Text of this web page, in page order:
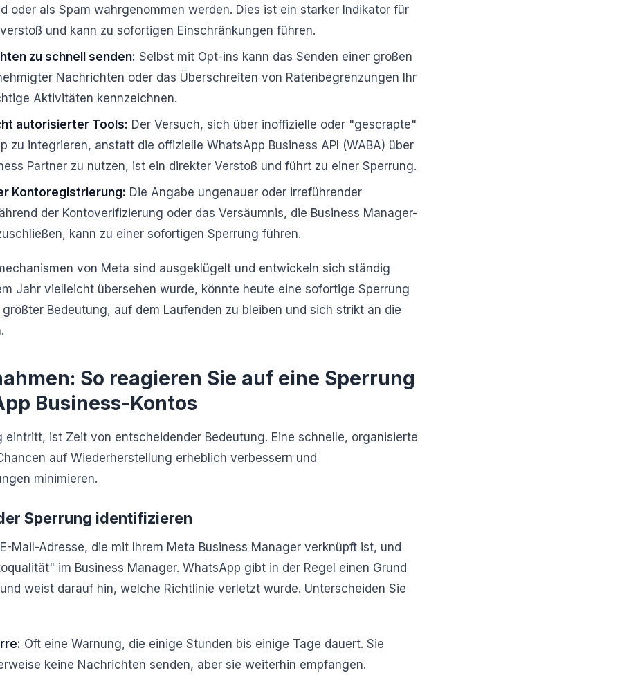
oder als Spam wahrgenommen werden. Dies ist ein starker Indikator für
und kann zu sofortigen Einschränkungen führen.
zu schnell senden: Selbst mit Opt-ins kann das Senden einer großen
Nachrichten oder das Überschreiten von Ratenbegrenzungen Ihr
Aktivitäten kennzeichnen.
autorisierter Tools: Der Versuch, sich über inoffizielle oder "gescrapte"
zu integrieren, anstatt die offizielle WhatsApp Business API (WABA) über
Partner zu nutzen, ist ein direkter Verstoß und führt zu einer Sperrung.
Kontoregistrierung: Die Angabe ungenauer oder irreführender
der Kontoverifizierung oder das Versäumnis, die Business Manager-
kann zu einer sofortigen Sperrung führen.
von Meta sind ausgeklügelt und entwickeln sich ständig
Jahr vielleicht übersehen wurde, könnte heute eine sofortige Sperrung
Bedeutung, auf dem Laufenden zu bleiben und sich strikt an die
So reagieren Sie auf eine Sperrung
Business-Kontos
eintritt, ist Zeit von entscheidender Bedeutung. Eine schnelle, organisierte
auf Wiederherstellung erheblich verbessern und
minimieren.
Sperrung identifizieren
Mail-Adresse, die mit Ihrem Meta Business Manager verknüpft ist, und
im Business Manager. WhatsApp gibt in der Regel einen Grund
weist darauf hin, welche Richtlinie verletzt wurde. Unterscheiden Sie
Oft eine Warnung, die einige Stunden bis einige Tage dauert. Sie
keine Nachrichten senden, aber sie weiterhin empfangen.